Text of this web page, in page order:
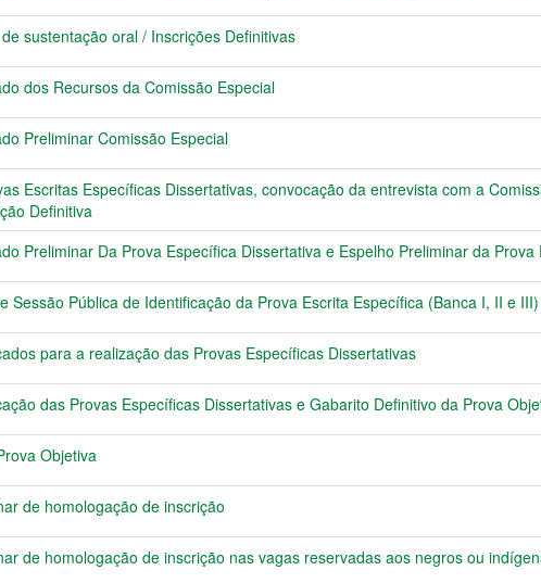
sustentação oral / Inscrições Definitivas
dos Recursos da Comissão Especial
Preliminar Comissão Especial
Escritas Específicas Dissertativas, convocação da entrevista com a
Definitiva
Preliminar Da Prova Específica Dissertativa e Espelho Preliminar da
Sessão Pública de Identificação da Prova Escrita Específica (Banca I, II e III)
para a realização das Provas Específicas Dissertativas
das Provas Específicas Dissertativas e Gabarito Definitivo da Prova
Objetiva
de homologação de inscrição
de homologação de inscrição nas vagas reservadas aos negros ou